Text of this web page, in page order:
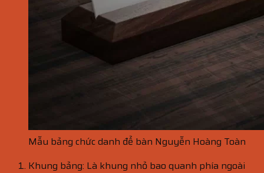
Mẫu bảng chức danh để bàn Nguyễn Hoàng Toàn
Khung bảng: Là khung nhỏ bao quanh phía ngoài